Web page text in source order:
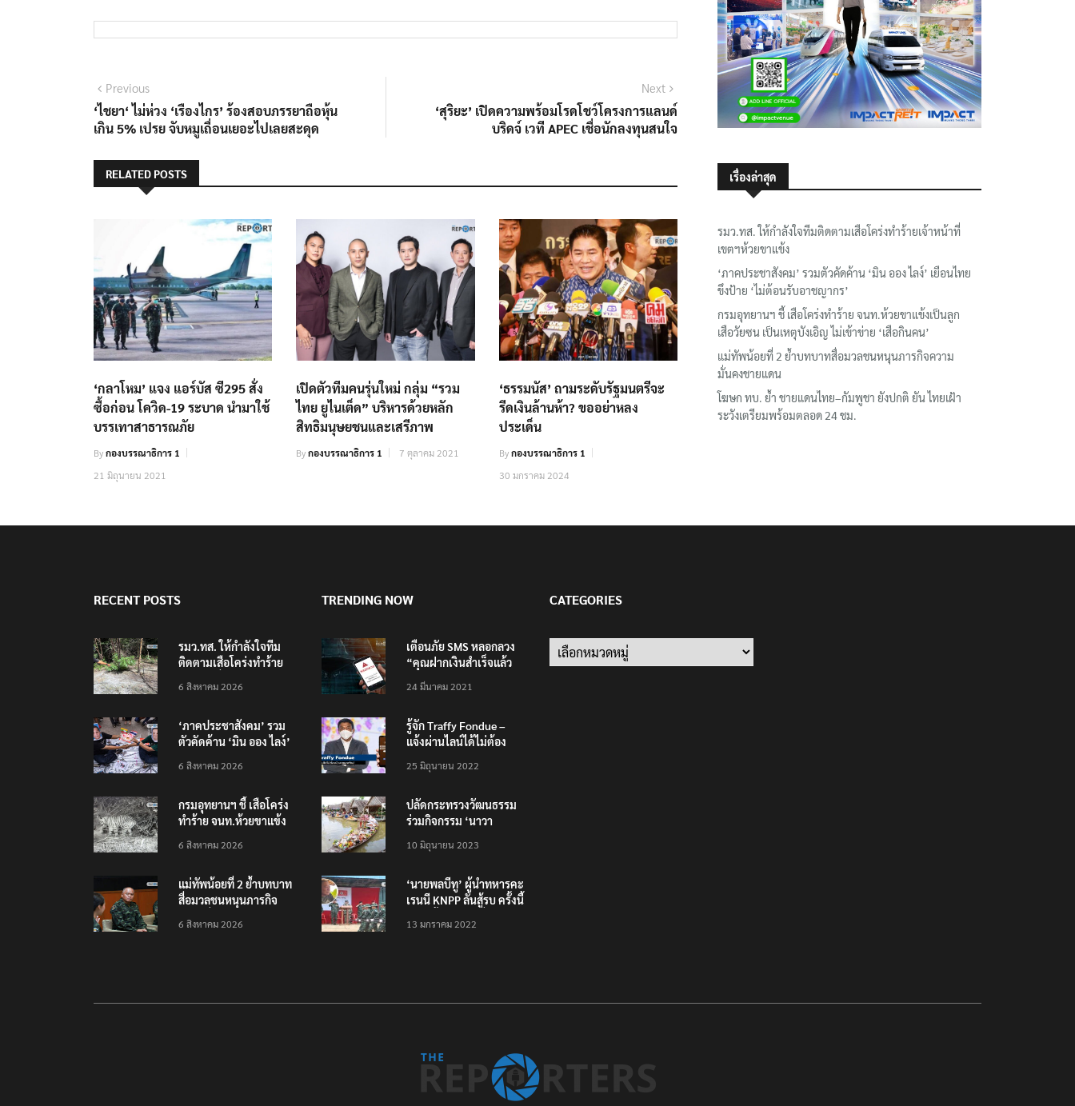
แนะแนว
เรื่อง
PreviousPrevious
post:
‘ไชยา​‘ ไม่ห่วง​ ‘เรืองไกร’​ ร้องสอบภรรยาถือหุ้น​
เกิน​ 5% เปรย​ จับหมูเถื่อนเยอะไปเลยสะดุด​
Next
‘สุริยะ’ เปิดความพร้อมโรดโชว์โครงการแลนด์
บริดจ์ เวที APEC เชื่อนักลงทุนสนใจ
RELATED POSTS
‘กลาโหม’ แจง แอร์บัส ซี295 สั่ง
ซื้อก่อน โควิด-19 ระบาด นำมาใช้
บรรเทาสาธารณภัย
Byกองบรรณาธิการ 1
21 มิถุนายน 2021
เปิดตัวทีมคนรุ่นใหม่ กลุ่ม “รวม
ไทย ยูไนเต็ด” บริหารด้วยหลัก
สิทธิมนุษยชนและเสรีภาพ
Byกองบรรณาธิการ 1 7 ตุลาคม 2021
‘ธรรมนัส’ ถามระดับรัฐมนตรีจะ
รีดเงินล้านห้า? ขออย่าหลง
ประเด็น
Byกองบรรณาธิการ 1
30 มกราคม 2024
เรื่องล่าสุด
รมว.ทส. ให้กำลังใจทีมติดตามเสือโคร่งทำร้ายเจ้าหน้าที่
เขตฯห้วยขาแข้ง
‘ภาคประชาสังคม’ รวมตัวคัดค้าน ‘มิน ออง ไลง์’ เยือนไทย
ขึงป้าย ‘ไม่ต้อนรับอาชญากร’
กรมอุทยานฯ ชี้ เสือโคร่งทำร้าย จนท.ห้วยขาแข้งเป็นลูก
เสือวัยซน เป็นเหตุบังเอิญ ไม่เข้าข่าย ‘เสือกินคน’
แม่ทัพน้อยที่ 2 ย้ำบทบาทสื่อมวลชนหนุนภารกิจความ
มั่นคงชายแดน
โฆษก ทบ. ย้ำ ชายแดนไทย–กัมพูชา ยังปกติ ยัน ไทยเฝ้า
ระวังเตรียมพร้อมตลอด 24 ชม.
RECENT POSTS
รมว.ทส. ให้กำลังใจทีม
ติดตามเสือโคร่งทำร้าย
6 สิงหาคม 2026
‘ภาคประชาสังคม’ รวม
ตัวคัดค้าน ‘มิน ออง ไลง์’
ต้อนรับอาชญากร’
6 สิงหาคม 2026
กรมอุทยานฯ ชี้ เสือโคร่ง
ทำร้าย จนท.ห้วยขาแข้ง
บังเอิญ ไม่เข้าข่าย ‘เสือ
6 สิงหาคม 2026
แม่ทัพน้อยที่ 2 ย้ำบทบาท
สื่อมวลชนหนุนภารกิจ
6 สิงหาคม 2026
TRENDING NOW
เตือนภัย SMS หลอกลวง
“คุณฝากเงินสำเร็จแล้ว
200,000 บาท”
24 มีนาคม 2021
รู้จัก Traffy Fondue –
แจ้งผ่านไลน์ได้ไม่ต้อง
ทั่วไทย ไม่ใช่แค่ในกรุง
25 มิถุนายน 2022
ปลัดกระทรวงวัฒนธรรม
ร่วมกิจกรรม ‘นาวา
ตักบาตรทางน้ำ
10 มิถุนายน 2023
‘นายพลบีทู’ ผู้นำทหารคะ
เรนนี KNPP ลั่นสู้รบ ครั้งนี้
ประชาชนต้องชนะ
13 มกราคม 2022
CATEGORIES
Categories